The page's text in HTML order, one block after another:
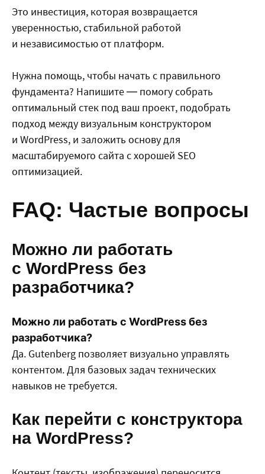
Это инвестиция, которая возвращается
уверенностью, стабильной работой
и независимостью от платформ.
Нужна помощь, чтобы начать с правильного
фундамента? Напишите — помогу собрать
оптимальный стек под ваш проект, подобрать
подход между визуальным конструктором
и WordPress, и заложить основу для
масштабируемого сайта с хорошей SEO
оптимизацией.
FAQ: Частые вопросы
Можно ли работать
с WordPress без
разработчика?
Можно ли работать с WordPress без
разработчика?
Да. Gutenberg позволяет визуально управлять
контентом. Для базовых задач технических
навыков не требуется.
Как перейти с конструктора
на WordPress?